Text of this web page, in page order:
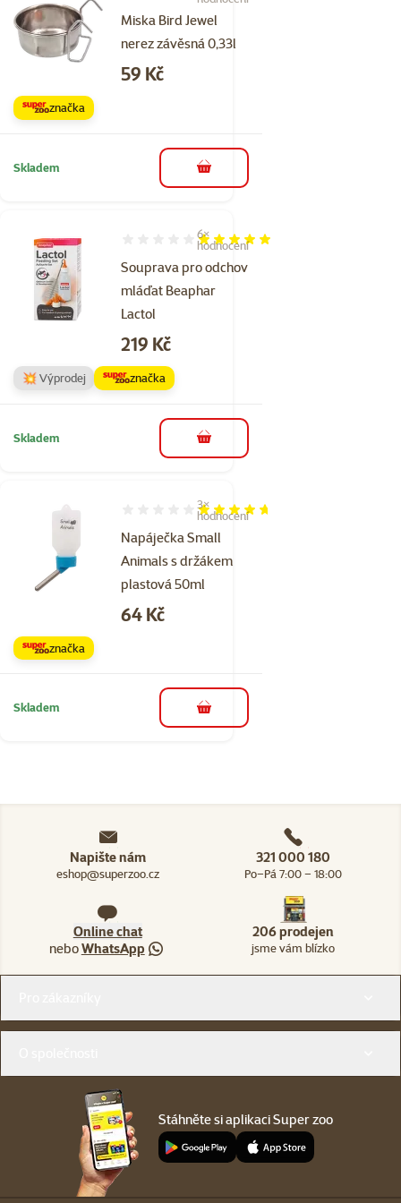
Miska Bird Jewel
nerez závěsná 0,33l
Cena
59 Kč
značka
Skladem do košíku
Souprava pro odchov
mláďat Beaphar
Lactol
Hodnocení 100%, počet hodnocení: 6
6×
hodnocení
Cena
219 Kč
💥 Výprodej značka
Skladem do košíku
Napáječka Small
Animals s držákem
plastová 50ml
Hodnocení 93%, počet hodnocení: 3
3×
hodnocení
Cena
64 Kč
značka
Skladem do košíku
Napište nám
eshop@superzoo.cz
321 000 180
Po–Pá 7:00 – 18:00
Online chat
neboWhatsApp
206 prodejen
jsme vám blízko
Stáhněte si aplikaci Super zoo